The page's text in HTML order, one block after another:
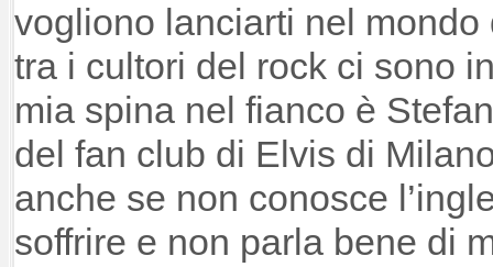
vogliono lanciarti nel
tra i cultori del rock ci sono
mia spina nel fianco è
del fan club di Elvis di
anche se non conosce
soffrire e non parla bene di